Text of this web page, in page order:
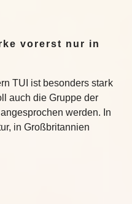
vorerst nur in
TUI ist besonders stark
auch die Gruppe der
werden. In
in Großbritannien